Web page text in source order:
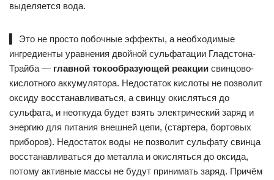
выделяется вода.
Это не просто побочные эффекты, а необходимые
ингредиенты уравнения двойной сульфатации Гладстона-
Трайба — главной токообразующей реакции свинцово-
кислотного аккумулятора. Недостаток кислоты не позволит
оксиду восстанавливаться, а свинцу окисляться до
сульфата, и неоткуда будет взять электрический заряд и
энергию для питания внешней цепи, (стартера, бортовых
приборов). Недостаток воды не позволит сульфату свинца
восстанавливаться до металла и окисляться до оксида,
потому активные массы не будут принимать заряд. Причём